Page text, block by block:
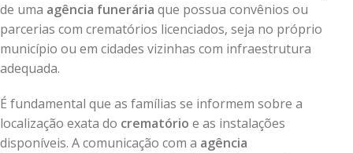
de uma agência funerária que possua convênios ou
parcerias com crematórios licenciados, seja no próprio
município ou em cidades vizinhas com infraestrutura
adequada.
É fundamental que as famílias se informem sobre a
localização exata do crematório e as instalações
disponíveis. A comunicação com a agência